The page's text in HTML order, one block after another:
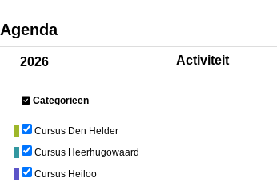
Agenda
2026 Activiteit
Categorieën
Cursus Den Helder
Cursus Heerhugowaard
Cursus Heiloo